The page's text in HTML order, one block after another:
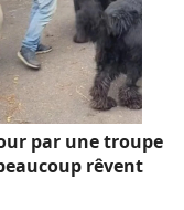
par une troupe
rêvent